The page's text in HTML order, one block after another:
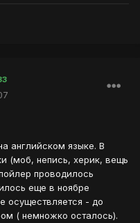
английском языке. В
(моб, непись, херик, вещь
проводилось
еще в ноябре
осуществляется - до
( немножко осталось).